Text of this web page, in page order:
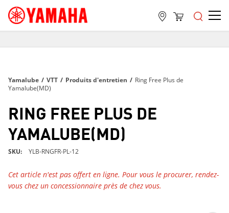
SUR TOUTES LES COMMANDES DE PLUS DE 99 $
SUR TOUTES LES COMMANDES DE PLUS DE 99 $
Yamalube / VTT / Produits d'entretien / Ring Free Plus de
Yamalube(MD)
RING FREE PLUS DE
YAMALUBE(MD)
SKU YLB-RNGFR-PL-12
Cet article n'est pas offert en ligne. Pour vous le procurer, rendez-
vous chez un concessionnaire près de chez vous.